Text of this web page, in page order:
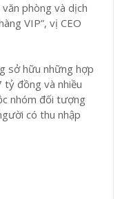
phòng và dịch
VIP”, vị CEO
sở hữu những hợp
tỷ đồng và nhiều
nhóm đối tượng
có thu nhập